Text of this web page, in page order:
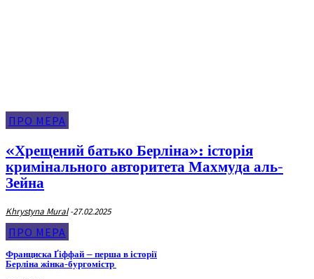
ПРО МЕРА
«Хрещений батько Берліна»: історія
кримінального авторитета Махмуда аль-
Зейна
Khrystyna Mural -27.02.2025
ПРО МЕРА
Франциска Ґіффай – перша в історії
Берліна жінка-бургомістр